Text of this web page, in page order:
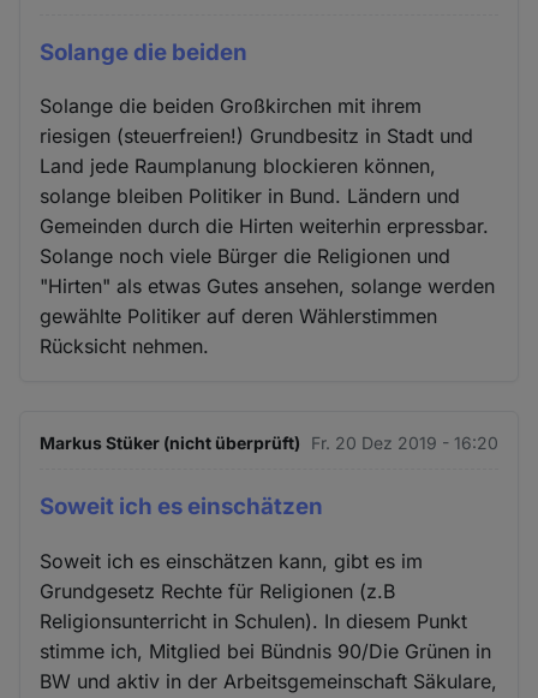
Solange die beiden
Solange die beiden Großkirchen mit ihrem
riesigen (steuerfreien!) Grundbesitz in Stadt und
Land jede Raumplanung blockieren können,
solange bleiben Politiker in Bund. Ländern und
Gemeinden durch die Hirten weiterhin erpressbar.
Solange noch viele Bürger die Religionen und
"Hirten" als etwas Gutes ansehen, solange werden
gewählte Politiker auf deren Wählerstimmen
Rücksicht nehmen.
Markus Stüker (nicht überprüft) Fr. 20 Dez 2019 - 16:20
Soweit ich es einschätzen
Soweit ich es einschätzen kann, gibt es im
Grundgesetz Rechte für Religionen (z.B
Religionsunterricht in Schulen). In diesem Punkt
stimme ich, Mitglied bei Bündnis 90/Die Grünen in
BW und aktiv in der Arbeitsgemeinschaft Säkulare,